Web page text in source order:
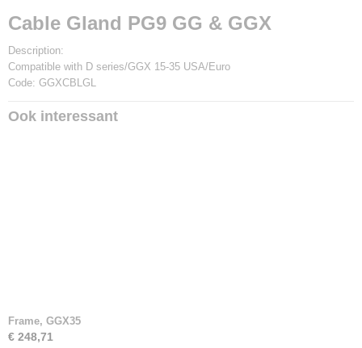
Cable Gland PG9 GG & GGX
Description:
Compatible with D series/GGX 15-35 USA/Euro
Code: GGXCBLGL
Ook interessant
Frame, GGX35
€ 248,71